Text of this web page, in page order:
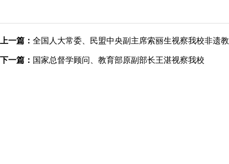
上一篇： 全国人大常委、民盟中央副主席索丽生视察我校非遗
下一篇： 国家总督学顾问、教育部原副部长王湛视察我校